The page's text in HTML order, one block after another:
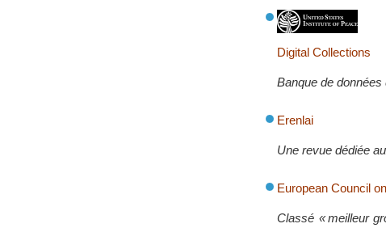
Digital Collections
Banque de données
Erenlai
Une revue dédiée
European Council
Classé « meilleur